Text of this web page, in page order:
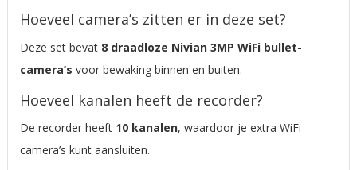
Hoeveel camera’s zitten er in deze set?
Deze set bevat 8 draadloze Nivian 3MP WiFi bullet-
camera’s voor bewaking binnen en buiten.
Hoeveel kanalen heeft de recorder?
De recorder heeft 10 kanalen, waardoor je extra WiFi-
camera’s kunt aansluiten.